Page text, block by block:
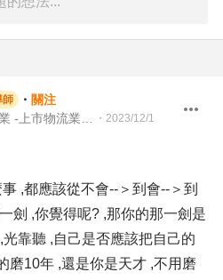
師 ・ 關注
・ 2023/12/1
,都應該從不會--＞到會--＞到
劍 ,你覺得呢? ,那你的那一劍是
靠聽 ,自己是否應該把自己的
磨10年 ,還是你是天才 ,不用磨